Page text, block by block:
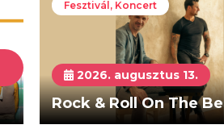
Fesztivál, Koncert
2026. augusztus 13.
Rock & Roll On The